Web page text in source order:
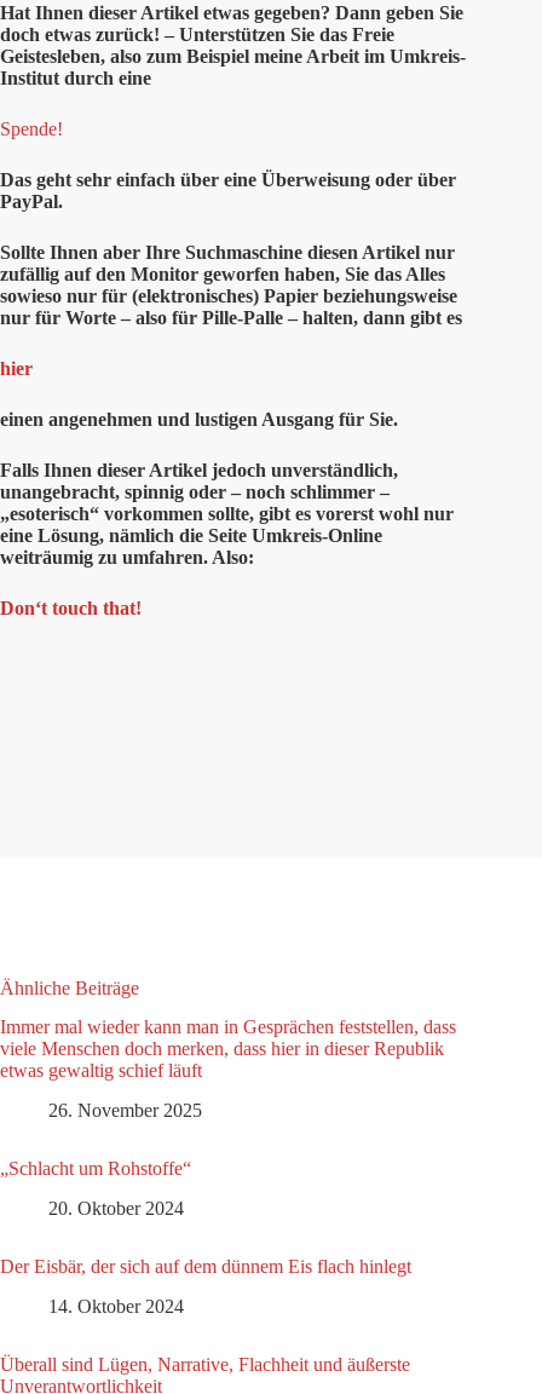
Hat Ihnen dieser Artikel etwas gegeben? Dann geben Sie
doch etwas zurück! – Unterstützen Sie das Freie
Geistesleben, also zum Beispiel meine Arbeit im Umkreis-
Institut durch eine
Spende!
Das geht sehr einfach über eine Überweisung oder über
PayPal.
Sollte Ihnen aber Ihre Suchmaschine diesen Artikel nur
zufällig auf den Monitor geworfen haben, Sie das Alles
sowieso nur für (elektronisches) Papier beziehungsweise
nur für Worte – also für Pille-Palle – halten, dann gibt es
hier
einen angenehmen und lustigen Ausgang für Sie.
Falls Ihnen dieser Artikel jedoch unverständlich,
unangebracht, spinnig oder – noch schlimmer –
„esoterisch“ vorkommen sollte, gibt es vorerst wohl nur
eine Lösung, nämlich die Seite Umkreis-Online
weiträumig zu umfahren. Also:
Don‘t touch that!
Ähnliche Beiträge
Immer mal wieder kann man in Gesprächen feststellen, dass
viele Menschen doch merken, dass hier in dieser Republik
etwas gewaltig schief läuft
26. November 2025
„Schlacht um Rohstoffe“
20. Oktober 2024
Der Eisbär, der sich auf dem dünnem Eis flach hinlegt
14. Oktober 2024
Überall sind Lügen, Narrative, Flachheit und äußerste
Unverantwortlichkeit